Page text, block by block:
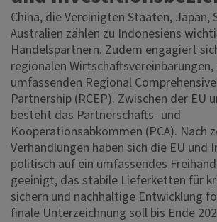
China, die Vereinigten Staaten, Japan,
Australien zählen zu Indonesiens
Handelspartnern. Zudem engagiert
regionalen
umfassenden Regional
Partnership (RCEP). Zwischen der EU
besteht das Partnerschafts- und
Kooperationsabkommen (PCA). Nach
Verhandlungen haben sich die EU und
politisch auf ein umfassendes
geeinigt, das stabile Lieferketten für
sichern und nachhaltige Entwicklung
finale Unterzeichnung soll bis Ende